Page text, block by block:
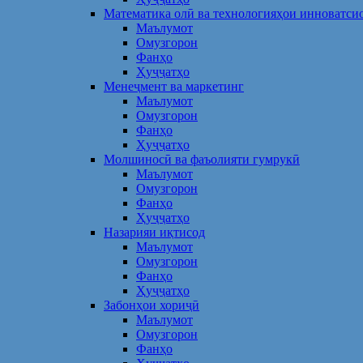
Математика олӣ ва технологияҳои
Маълумот
Омузгорон
Фанҳо
Ҳуҷҷатҳо
Менеҷмент ва маркетинг
Маълумот
Омузгорон
Фанҳо
Ҳуҷҷатҳо
Молшиносӣ ва фаъолияти гумрукӣ
Маълумот
Омузгорон
Фанҳо
Ҳуҷҷатҳо
Назарияи иқтисод
Маълумот
Омузгорон
Фанҳо
Ҳуҷҷатҳо
Забонҳои хориҷӣ
Маълумот
Омузгорон
Фанҳо